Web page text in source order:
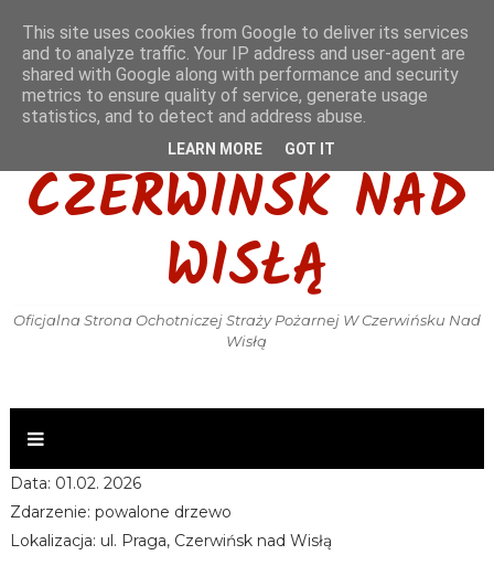
OSP KSRG
CZERWIŃSK NAD
WISŁĄ
Oficjalna Strona Ochotniczej Straży Pożarnej W Czerwińsku Nad
Wisłą
Data: 01.02. 2026
Zdarzenie: powalone drzewo
Lokalizacja: ul. Praga, Czerwińsk nad Wisłą
This site uses cookies from Google to deliver its services
and to analyze traffic. Your IP address and user-agent are
shared with Google along with performance and security
metrics to ensure quality of service, generate usage
statistics, and to detect and address abuse.
LEARN MORE GOT IT